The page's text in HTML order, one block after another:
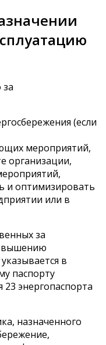
(если
мероприятий,
организации,
и оптимизировать
или в
за
в
паспорту
энергопаспорта
назначенного